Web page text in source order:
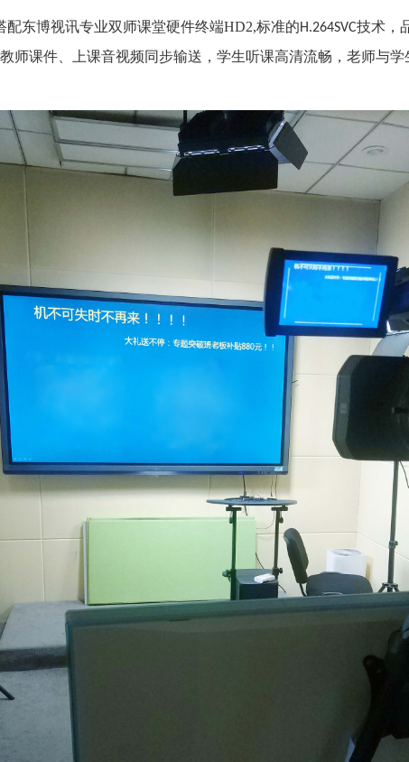
东博视讯专业双师课堂硬件终端HD2,标准的H.264SVC技术，
师课件、上课音视频同步输送，学生听课高清流畅，老师与